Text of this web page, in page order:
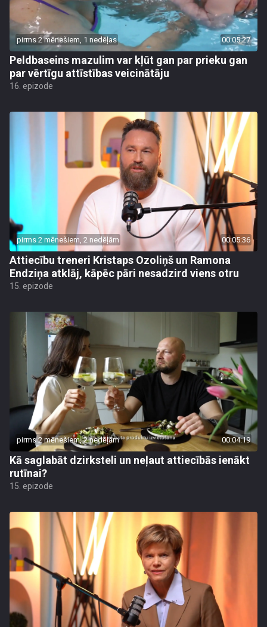
pirms 2 mēnešiem, 1 nedēļas 00:05:27
Peldbaseins mazulim var kļūt gan par prieku gan
par vērtīgu attīstības veicinātāju
16. epizode
pirms 2 mēnešiem, 2 nedēļām 00:05:36
Attiecību treneri Kristaps Ozoliņš un Ramona
Endziņa atklāj, kāpēc pāri nesadzird viens otru
15. epizode
pirms 2 mēnešiem, 2 nedēļām 00:04:19
Kā saglabāt dzirksteli un neļaut attiecībās ienākt
rutīnai?
15. epizode